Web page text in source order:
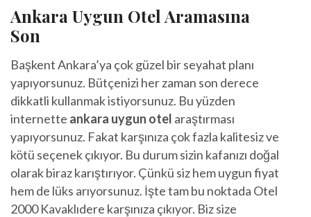
Ankara Uygun Otel Aramasına
Son
Başkent Ankara’ya çok güzel bir seyahat planı
yapıyorsunuz. Bütçenizi her zaman son derece
dikkatli kullanmak istiyorsunuz. Bu yüzden
internette ankara uygun otel araştırması
yapıyorsunuz. Fakat karşınıza çok fazla kalitesiz ve
kötü seçenek çıkıyor. Bu durum sizin kafanızı doğal
olarak biraz karıştırıyor. Çünkü siz hem uygun fiyat
hem de lüks arıyorsunuz. İşte tam bu noktada Otel
2000 Kavaklıdere karşınıza çıkıyor. Biz size